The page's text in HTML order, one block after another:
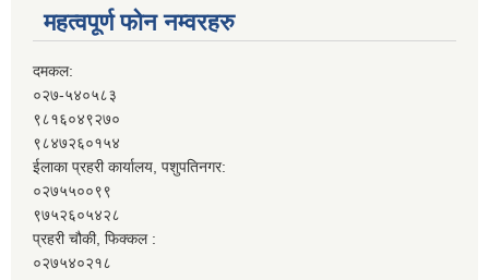
महत्वपूर्ण फोन नम्वरहरु
दमकल:
०२७-५४०५८३
९८१६०४९२७०
९८४७२६०१५४
ईलाका प्रहरी कार्यालय, पशुपतिनगर:
०२७५५००९९
९७५२६०५४२८
प्रहरी चौकी, फिक्कल :
०२७५४०२१८